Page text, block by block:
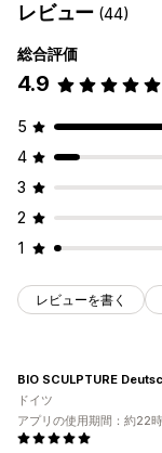
商品ページ プロモー
カスタマイズ
バナーの位置
アニ
分析とレポート
パフォーマンス追跡
レビュー (44)
総合評価
4.9
5
4
3
2
1
レビューを書く
BIO SCULPTURE
ドイツ
アプリの使用期間：約22